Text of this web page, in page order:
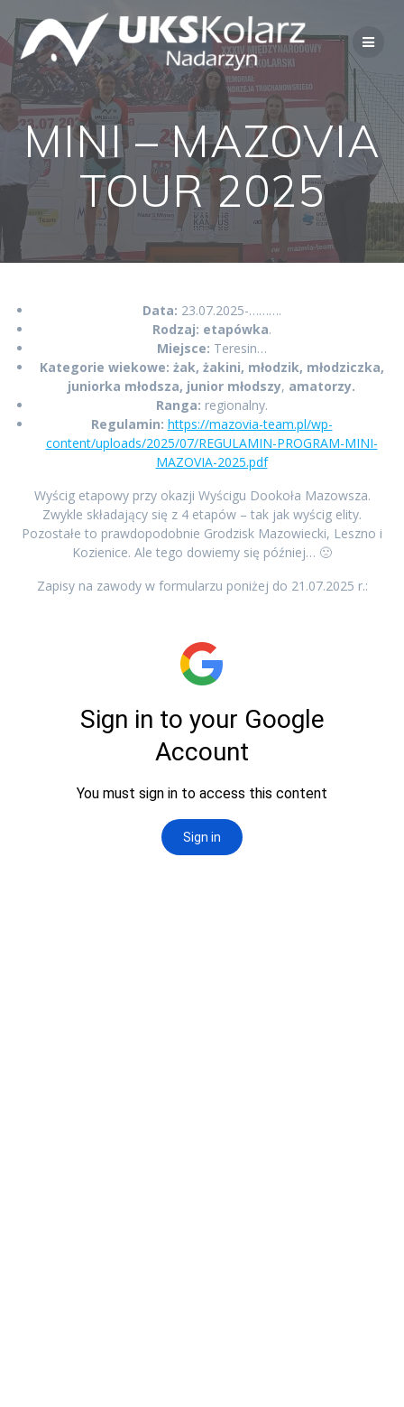
do
treści
MINI – MAZOVIA
TOUR 2025
Data: 23.07.2025-……….
Rodzaj: etapówka.
Miejsce: Teresin…
Kategorie wiekowe: żak, żakini, młodzik, młodziczka,
juniorka młodsza, junior młodszy, amatorzy.
Ranga: regionalny.
Regulamin: https://mazovia-team.pl/wp-
content/uploads/2025/07/REGULAMIN-PROGRAM-MINI-
MAZOVIA-2025.pdf
Wyścig etapowy przy okazji Wyścigu Dookoła Mazowsza.
Zwykle składający się z 4 etapów – tak jak wyścig elity.
Pozostałe to prawdopodobnie Grodzisk Mazowiecki, Leszno i
Kozienice. Ale tego dowiemy się później… 🙁
Zapisy na zawody w formularzu poniżej do 21.07.2025 r.: